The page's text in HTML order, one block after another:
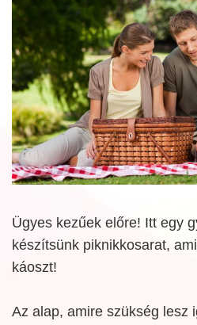
Ügyes kezűek előre! Itt egy
készítsünk piknikkosarat,
káoszt!
Az alap, amire szükség lesz